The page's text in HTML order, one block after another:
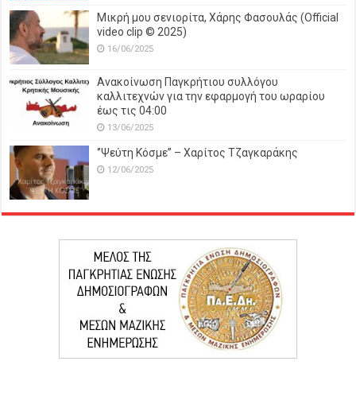
Μικρή μου σενιορίτα, Χάρης Φασουλάς (Official
video clip © 2025)
16/06/2025
Ανακοίνωση Παγκρήτιου συλλόγου
καλλιτεχνών για την εφαρμογή του ωραρίου
έως τις 04:00
13/06/2025
‘’Ψεύτη Κόσμε’’ – Χαρίτος Τζαγκαράκης
12/06/2025